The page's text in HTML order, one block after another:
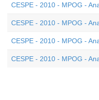
CESPE - 2010 - MPOG -
CESPE - 2010 - MPOG -
CESPE - 2010 - MPOG -
CESPE - 2010 - MPOG -